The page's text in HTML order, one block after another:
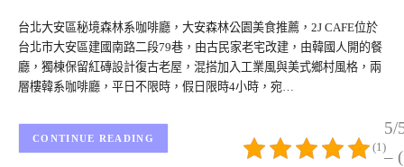
台北大安區秘境森林系咖啡廳，大安森林公園美食推薦，2J CAFE位於
台北市大安區建國南路二段79巷，由古民家老宅改建，由韓國人開的餐
廳，獨棟保留紅磚設計復古老屋，混搭加入工業風與美式鄉村風格，兩
層樓韓系咖啡廳，平日不限時，假日限時4小時，宛…
5/
–
(1)
CONTINUE READING